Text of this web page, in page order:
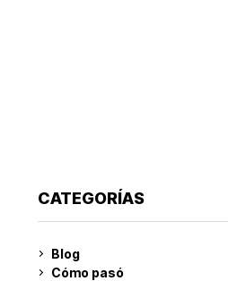
CATEGORÍAS
Blog
Cómo pasó